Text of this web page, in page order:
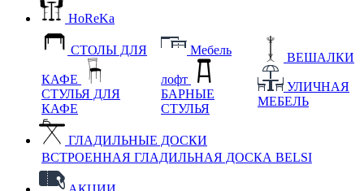
HoReKa
СТОЛЫ ДЛЯ
КАФЕ
СТУЛЬЯ ДЛЯ
КАФЕ
Мебель
лофт
БАРНЫЕ
СТУЛЬЯ
ВЕШАЛКИ
УЛИЧНАЯ
МЕБЕЛЬ
ГЛАДИЛЬНЫЕ ДОСКИ
ВСТРОЕННАЯ ГЛАДИЛЬНАЯ ДОСКА BELSI